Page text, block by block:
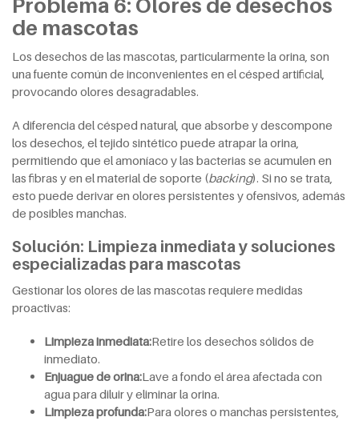
Problema 6: Olores de desechos
de mascotas
Los desechos de las mascotas, particularmente la orina, son
una fuente común de inconvenientes en el césped artificial,
provocando olores desagradables.
A diferencia del césped natural, que absorbe y descompone
los desechos, el tejido sintético puede atrapar la orina,
permitiendo que el amoníaco y las bacterias se acumulen en
las fibras y en el material de soporte (backing). Si no se trata,
esto puede derivar en olores persistentes y ofensivos, además
de posibles manchas.
Solución: Limpieza inmediata y soluciones
especializadas para mascotas
Gestionar los olores de las mascotas requiere medidas
proactivas:
Limpieza inmediata:Retire los desechos sólidos de
inmediato.
Enjuague de orina:Lave a fondo el área afectada con
agua para diluir y eliminar la orina.
Limpieza profunda:Para olores o manchas persistentes,